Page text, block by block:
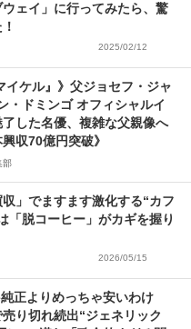
ェイ」に行ってみたら、驚
2025/02/12
イケル』》父ジョセフ・ジャ
・ドミンゴ オフィシャルイ
した名優、複雑な父親像へ
収70億円突破》
部
収」でますます激化する“カフ
脱コーヒー」がカギを握り
2026/05/15
正よりめっちゃ安いわけ
り切れ続出“ジェネリック